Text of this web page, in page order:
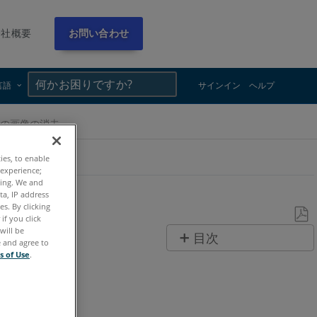
概要 お問い合わせ
語 サインイン ヘルプ
画像の消去
と
目次
to enable
We and
IP address
By clicking
if you click
be
and agree to
of Use.